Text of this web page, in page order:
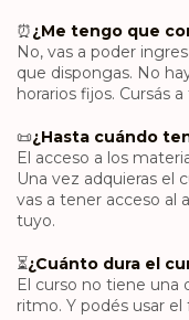
⏰¿Me tengo que
No, vas a poder
que dispongas. No
horarios fijos. Cursás
📜¿Hasta cuándo
El acceso a los
Una vez adquieras el
vas a tener acceso al
tuyo.
⏳¿Cuánto dura el
El curso no tiene una
ritmo. Y podés usar el